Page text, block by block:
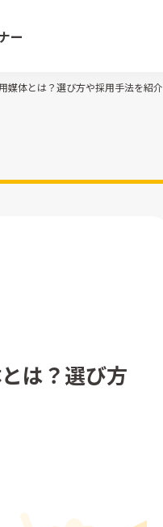
ー
媒体とは？選び方や採用手法を紹介
は？選び方